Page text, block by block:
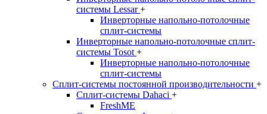
системы Lessar+
Инверторные напольно-потолочные
сплит-системы
Инверторные напольно-потолочные сплит-
системы Tosot +
Инверторные напольно-потолочные
сплит-системы
Сплит-системы постоянной производительности +
Сплит-системы Dahaci +
FreshME